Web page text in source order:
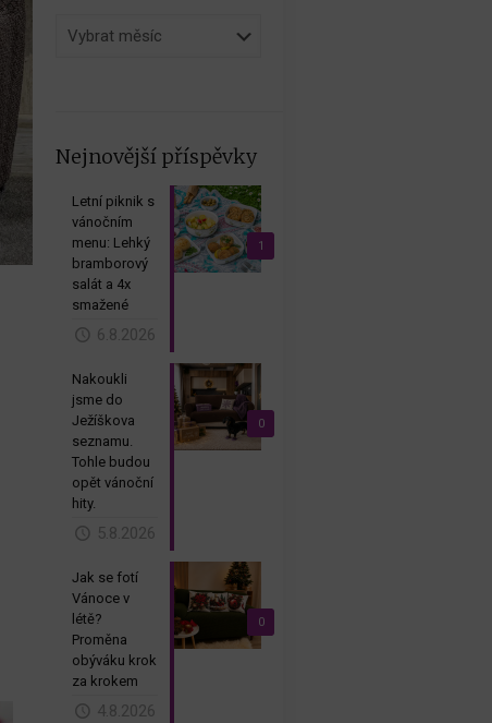
Archiv
Nejnovější příspěvky
1
Letní piknik s
vánočním
menu: Lehký
bramborový
salát a 4x
smažené
6.8.2026
0
Nakoukli
jsme do
Ježíškova
seznamu.
Tohle budou
opět vánoční
hity.
5.8.2026
0
Jak se fotí
Vánoce v
létě?
Proměna
obýváku krok
za krokem
4.8.2026